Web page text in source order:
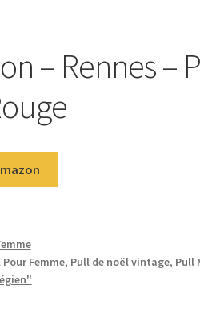
– Rennes –
Femme, Pull de noël vintage, Pull